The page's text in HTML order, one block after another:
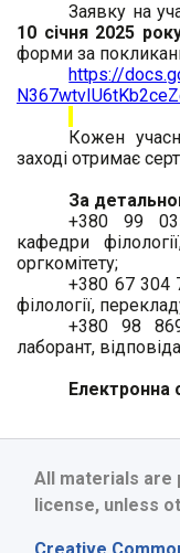
Заявку на
10 січня 2025
форми за
https://
Кожен
заході отримає
За
+380 99
кафедри
оргкомітету;
+380 67 304
філології,
+380 98
лаборант,
Електронна
All materials are
license, unless